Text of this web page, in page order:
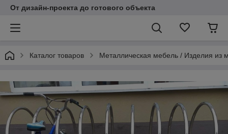
От дизайн-проекта до готового объекта
Каталог товаров Металлическая мебель / Изделия из